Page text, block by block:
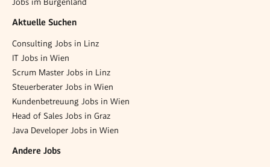
Aktuelle Suchen
Consulting Jobs in Linz
IT Jobs in Wien
Scrum Master Jobs in Linz
Steuerberater Jobs in Wien
Kundenbetreuung Jobs in Wien
Head of Sales Jobs in Graz
Java Developer Jobs in Wien
Andere Jobs